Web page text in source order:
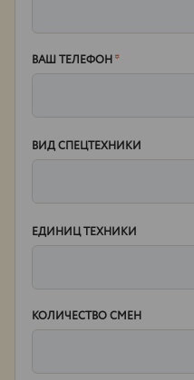
ВАШ ТЕЛЕФОН*
ВИД СПЕЦТЕХНИКИ
ЕДИНИЦ ТЕХНИКИ
КОЛИЧЕСТВО СМЕН